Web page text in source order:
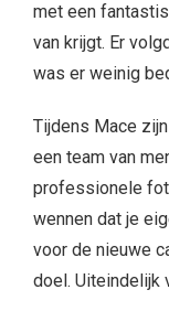
met een
van krijgt. Er
was er weinig
Tijdens Mace
een team van
professionele
wennen dat je
voor de nieuwe
doel. Uiteindelijk